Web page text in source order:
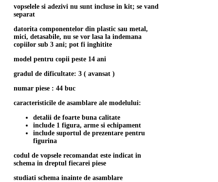
vopselele si adezivi nu sunt incluse in kit; se vand
separat
datorita componentelor din plastic sau metal,
mici, detasabile, nu se vor lasa la indemana
copiilor sub 3 ani; pot fi inghitite
model pentru copii peste 14 ani
gradul de dificultate: 3 ( avansat )
numar piese : 44 buc
caracteristicile de asamblare ale modelului:
detalii de foarte buna calitate
include 1 figura, arme si echipament
include suportul de prezentare pentru
figurina
codul de vopsele recomandat este indicat in
schema in dreptul fiecarei piese
studiati schema inainte de asamblare